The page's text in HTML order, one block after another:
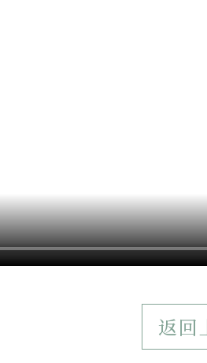
返回